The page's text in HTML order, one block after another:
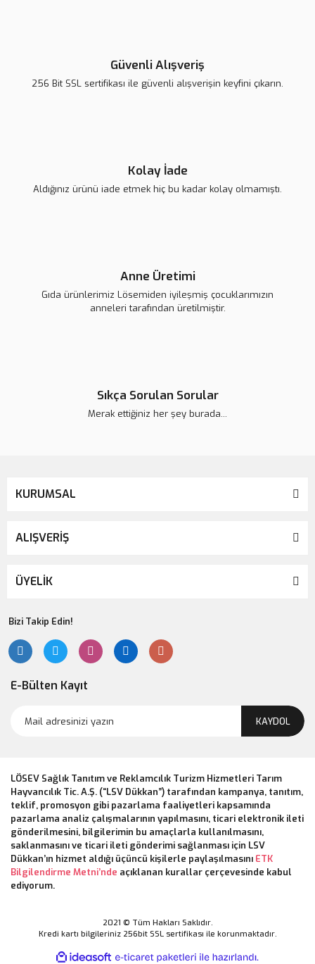
1.150,00 TL
Güvenli Alışveriş
256 Bit SSL sertifikası ile güvenli alışverişin keyfini çıkarın.
Kolay İade
Aldığınız ürünü iade etmek hiç bu kadar kolay olmamıştı.
Anne Üretimi
Gıda ürünlerimiz Lösemiden iyileşmiş çocuklarımızın
anneleri tarafından üretilmiştir.
Sıkça Sorulan Sorular
Merak ettiğiniz her şey burada...
KURUMSAL
ALIŞVERİŞ
ÜYELİK
Bizi Takip Edin!
E-Bülten Kayıt
KAYDOL
LÖSEV Sağlık Tanıtım ve Reklamcılık Turizm Hizmetleri Tarım
Hayvancılık Tic. A.Ş. (“LSV Dükkan”) tarafından kampanya, tanıtım,
teklif, promosyon gibi pazarlama faaliyetleri kapsamında
pazarlama analiz çalışmalarının yapılmasını, ticari elektronik ileti
gönderilmesini, bilgilerimin bu amaçlarla kullanılmasını,
saklanmasını ve ticari ileti gönderimi sağlanması için LSV
Dükkan’ın hizmet aldığı üçüncü kişilerle paylaşılmasını ETK
Bilgilendirme Metni’nde açıklanan kurallar çerçevesinde kabul
ediyorum.
2021 © Tüm Hakları Saklıdır.
Kredi kartı bilgileriniz 256bit SSL sertifikası ile korunmaktadır.
ideasoft e-